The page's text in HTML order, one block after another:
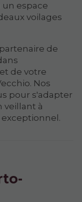
espace
voilages
de
de votre
Nos
pour s'adapter
veillant à